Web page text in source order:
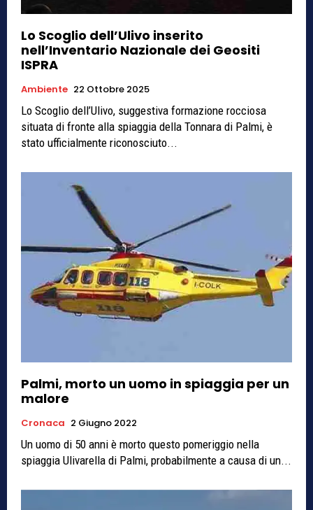
Lo Scoglio dell’Ulivo inserito
nell’Inventario Nazionale dei Geositi
ISPRA
Ambiente 22 Ottobre 2025
Lo Scoglio dell’Ulivo, suggestiva formazione rocciosa
situata di fronte alla spiaggia della Tonnara di Palmi, è
stato ufficialmente riconosciuto...
Palmi, morto un uomo in spiaggia per un
malore
Cronaca 2 Giugno 2022
Un uomo di 50 anni è morto questo pomeriggio nella
spiaggia Ulivarella di Palmi, probabilmente a causa di un...